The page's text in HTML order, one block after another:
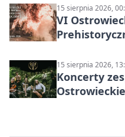
15 sierpnia 2026,
VI
15 sierpnia 2026,
Koncerty